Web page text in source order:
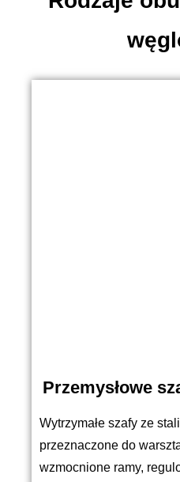
Przemysłowe
Wytrzymałe szafy ze
przeznaczone do
wzmocnione ramy,